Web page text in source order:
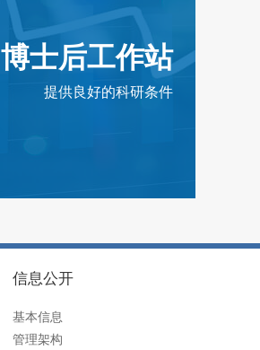
博士后工作站
提供良好的科研条件
信息公开
基本信息
管理架构